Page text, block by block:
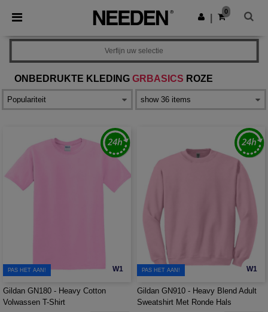
× Needen-app
Betere prijzen in de app!
Download app
0
ONBEDRUKTE KLEDING GRBASICS ROZE
Verfijn uw selectie
W1
PAS HET AAN!
Gildan GN180 - Heavy Cotton
Volwassen T-Shirt
W1
PAS HET AAN!
Gildan GN910 - Heavy Blend Adult
Sweatshirt Met Ronde Hals